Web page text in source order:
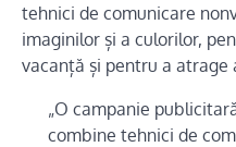
tehnici de comunicare
imaginilor și a culorilor,
vacanță și pentru a
„O campanie
combine tehnici de